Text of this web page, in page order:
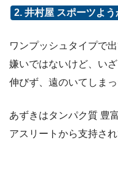
2. 井村屋 スポーツよう
ワンプッシュタイプで
嫌いではないけど、い
伸びず、遠のいてしまっ
あずきはタンパク質 豊
アスリートから支持され